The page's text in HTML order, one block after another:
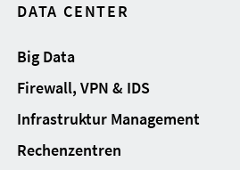
DATA CENTER
Big Data
Firewall, VPN & IDS
Infrastruktur Management
Rechenzentren